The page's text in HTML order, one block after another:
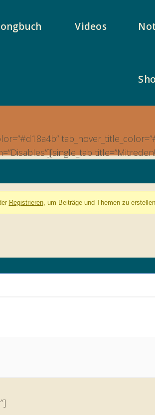
Videos
Registrieren, um Beiträge und Themen zu erstellen.